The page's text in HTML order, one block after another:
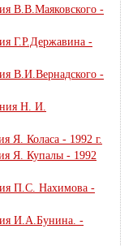
В.В.Маяковского -
Г.Р.Державина -
В.И.Вернадского -
Н. И.
Я. Коласа - 1992 г.
Я. Купалы - 1992
П.С. Нахимова -
И.А.Бунина. -